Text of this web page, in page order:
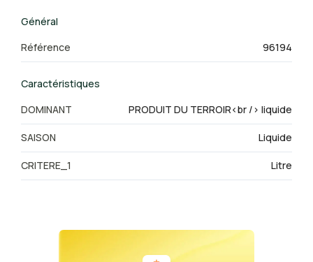
Général
Référence
96194
Caractéristiques
DOMINANT
PRODUIT DU TERROIR<br /> liquide
SAISON Liquide
CRITERE_1 Litre